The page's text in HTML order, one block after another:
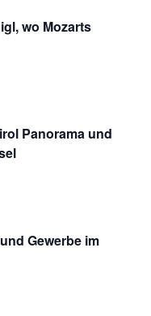
wo Mozarts
Panorama und
Gewerbe im